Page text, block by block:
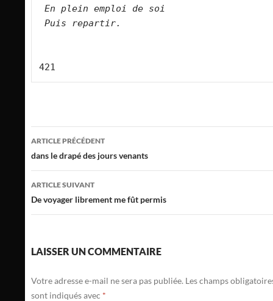
En plein emploi de soi
Puis repartir.
421
Navigation
des
articles
ARTICLE PRÉCÉDENT
dans le drapé des jours venants
ARTICLE SUIVANT
De voyager librement me fût permis
LAISSER UN COMMENTAIRE
Votre adresse e-mail ne sera pas publiée. Les champs
sont indiqués avec *